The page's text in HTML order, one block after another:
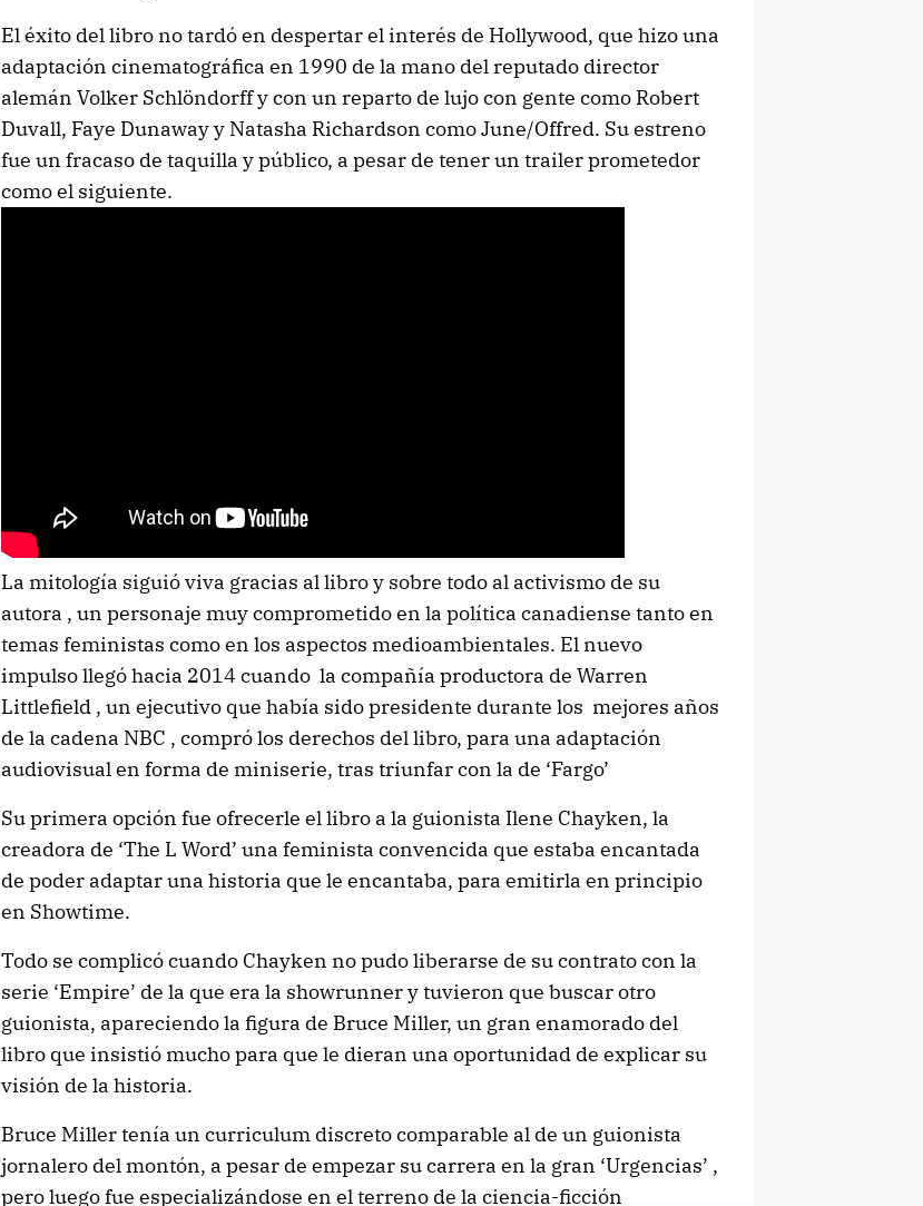
El éxito del libro no tardó en despertar el interés de Hollywood, que hizo una
adaptación cinematográfica en 1990 de la mano del reputado director
alemán Volker Schlöndorff y con un reparto de lujo con gente como Robert
Duvall, Faye Dunaway y Natasha Richardson como June/Offred. Su estreno
fue un fracaso de taquilla y público, a pesar de tener un trailer prometedor
como el siguiente.
La mitología siguió viva gracias al libro y sobre todo al activismo de su
autora , un personaje muy comprometido en la política canadiense tanto en
temas feministas como en los aspectos medioambientales. El nuevo
impulso llegó hacia 2014 cuando la compañía productora de Warren
Littlefield , un ejecutivo que había sido presidente durante los mejores años
de la cadena NBC , compró los derechos del libro, para una adaptación
audiovisual en forma de miniserie, tras triunfar con la de ‘Fargo’
Su primera opción fue ofrecerle el libro a la guionista Ilene Chayken, la
creadora de ‘The L Word’ una feminista convencida que estaba encantada
de poder adaptar una historia que le encantaba, para emitirla en principio
en Showtime.
Todo se complicó cuando Chayken no pudo liberarse de su contrato con la
serie ‘Empire’ de la que era la showrunner y tuvieron que buscar otro
guionista, apareciendo la figura de Bruce Miller, un gran enamorado del
libro que insistió mucho para que le dieran una oportunidad de explicar su
visión de la historia.
Bruce Miller tenía un curriculum discreto comparable al de un guionista
jornalero del montón, a pesar de empezar su carrera en la gran ‘Urgencias’ ,
pero luego fue especializándose en el terreno de la ciencia-ficción